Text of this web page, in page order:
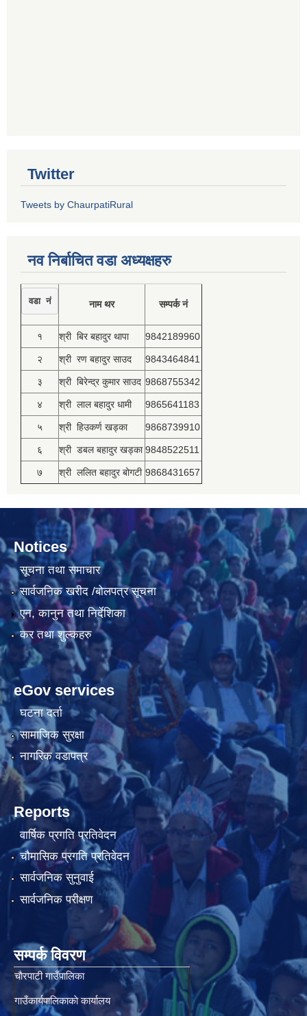
Twitter
Tweets by ChaurpatiRural
नव निर्बाचित वडा अध्यक्षहरु
वडा नं नाम थर सम्पर्क नं
१ श्री बिर बहादुर थापा 9842189960
२ श्री रण बहादुर साउद 9843464841
३ श्री बिरेन्द्र कुमार साउद 9868755342
४ श्री लाल बहादुर धामी 9865641183
५ श्री हिउकर्ण खड्का 9868739910
६ श्री डबल बहादुर खड्का 9848522511
७ श्री ललित बहादुर बोगटी 9868431657
Notices
सूचना तथा समाचार
सार्वजनिक खरीद /बोलपत्र सूचना
एन, कानुन तथा निर्देशिका
कर तथा शुल्कहरु
eGov services
घटना दर्ता
सामाजिक सुरक्षा
नागरिक वडापत्र
Reports
वार्षिक प्रगति प्रतिवेदन
चौमासिक प्रगति प्रतिवेदन
सार्वजनिक सुनुवाई
सार्वजनिक परीक्षण
सम्पर्क विवरण
चाैरपाटी गाउँपालिका
गाउँकार्यपालिकाकाे कार्यालय